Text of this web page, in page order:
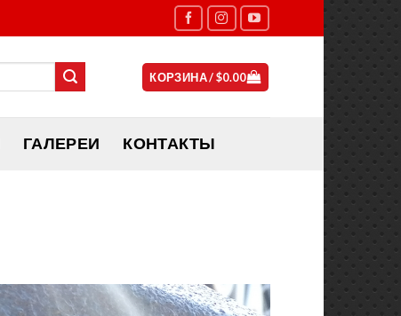
КОРЗИНА /$0.00
ГАЛЕРЕИ КОНТАКТЫ